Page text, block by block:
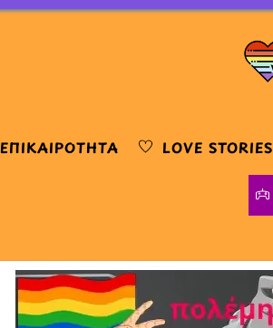
ΕΠΙΚΑΙΡΌΤΗΤΑ LOVE STORIES